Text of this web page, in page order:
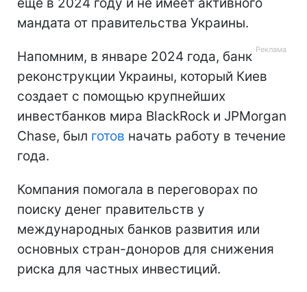
мандата от правительства Украины.
Напомним, в январе 2024 года, банк
реконструкции Украины, который Киев
создает с помощью крупнейших
инвестбанков мира BlackRock и JPMorgan
Chase, был готов начать работу в течение
года.
Компания помогала в переговорах по
поиску денег правительств у
международных банков развития или
основных стран-доноров для снижения
риска для частных инвестиций.